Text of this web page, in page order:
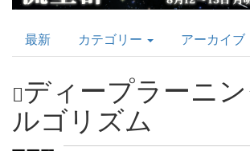
AstroArts
Topics
最新 カテゴリー アーカイブ
ディープラーニ
ルゴリズム